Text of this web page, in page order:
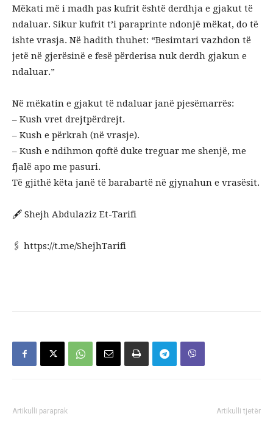
Mëkati më i madh pas kufrit është derdhja e gjakut të
ndaluar. Sikur kufrit t’i paraprinte ndonjë mëkat, do të
ishte vrasja. Në hadith thuhet: “Besimtari vazhdon të
jetë në gjerësinë e fesë përderisa nuk derdh gjakun e
ndaluar.”
Në mëkatin e gjakut të ndaluar janë pjesëmarrës:
– Kush vret drejtpërdrejt.
– Kush e përkrah (në vrasje).
– Kush e ndihmon qoftë duke treguar me shenjë, me
fjalë apo me pasuri.
Të gjithë këta janë të barabartë në gjynahun e vrasësit.
🖋 Shejh Abdulaziz Et-Tarifi
🖇 https://t.me/ShejhTarifi
Artikulli paraprak Artikulli tjetër